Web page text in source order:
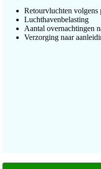
Retourvluchten volgens
Luchthavenbelasting
Aantal overnachtingen
Verzorging naar